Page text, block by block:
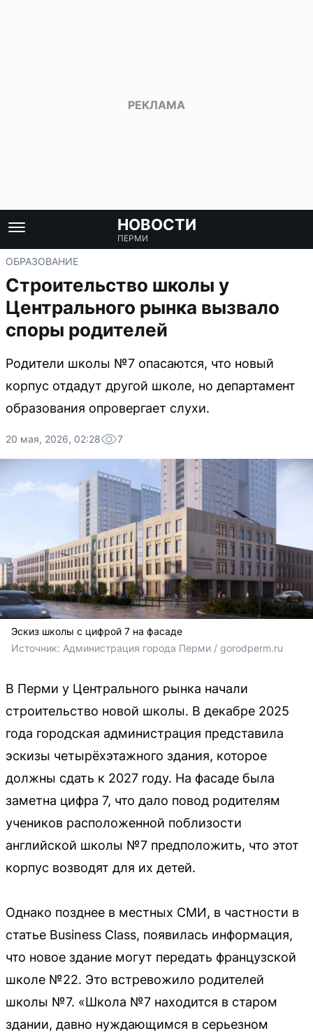
НОВОСТИ
ПЕРМИ
ОБРАЗОВАНИЕ
Строительство школы у
Центрального рынка вызвало
споры родителей
Родители школы №7 опасаются, что новый
корпус отдадут другой школе, но департамент
образования опровергает слухи.
20 мая, 2026, 02:28 7
Эскиз школы с цифрой 7 на фасаде
Источник: Администрация города Перми / gorodperm.ru
В Перми у Центрального рынка начали
строительство новой школы. В декабре 2025
года городская администрация представила
эскизы четырёхэтажного здания, которое
должны сдать к 2027 году. На фасаде была
заметна цифра 7, что дало повод родителям
учеников расположенной поблизости
английской школы №7 предположить, что этот
корпус возводят для их детей.
Однако позднее в местных СМИ, в частности в
статье Business Class, появилась информация,
что новое здание могут передать французской
школе №22. Это встревожило родителей
школы №7. «Школа №7 находится в старом
здании, давно нуждающимся в серьезном